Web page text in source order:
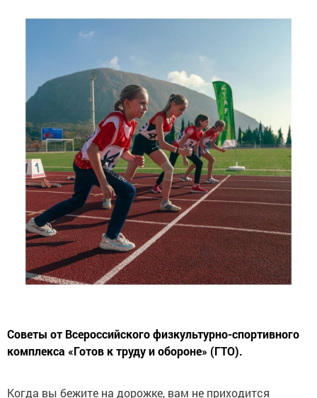
Советы от Всероссийского физкультурно-спортивного
комплекса «Готов к труду и обороне» (ГТО).
Когда вы бежите на дорожке, вам не приходится